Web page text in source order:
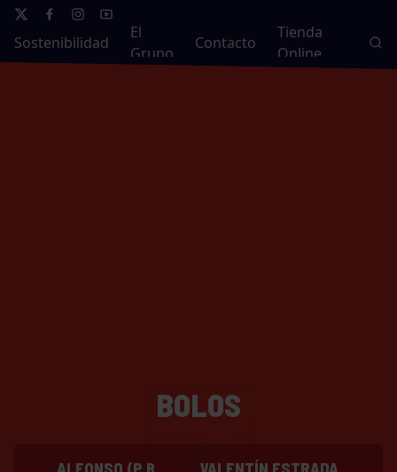
Sostenibilidad
El
Grupo
Contacto
Tienda
Online
BOLOS